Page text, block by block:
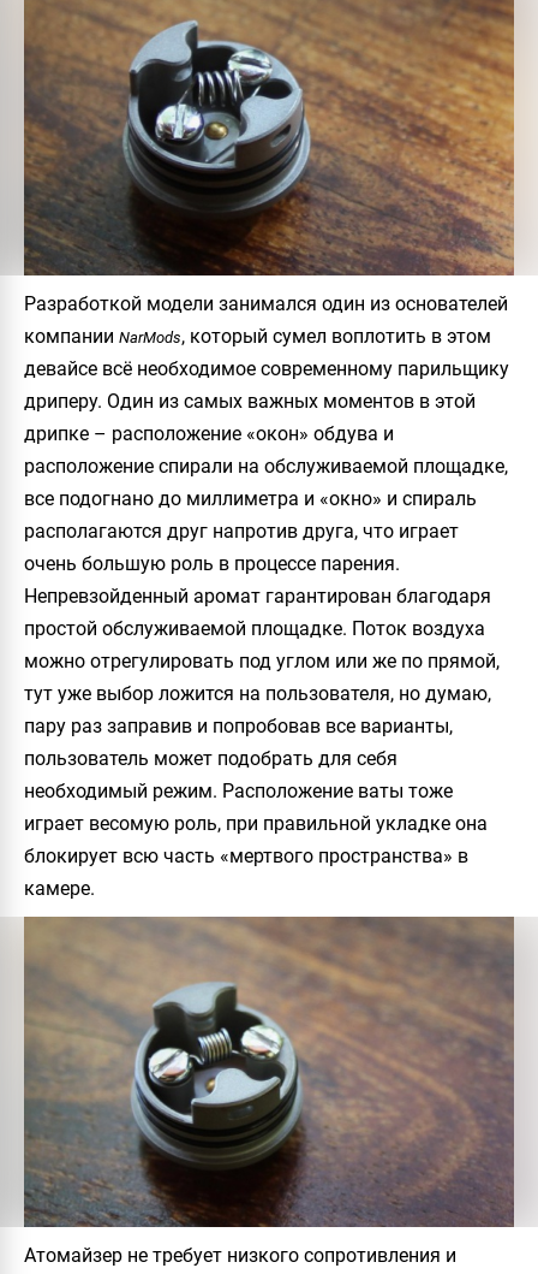
Разработкой модели занимался один из основателей
компании NarMods, который сумел воплотить в этом
девайсе всё необходимое современному парильщику
дриперу. Один из самых важных моментов в этой
дрипке – расположение «окон» обдува и
расположение спирали на обслуживаемой площадке,
все подогнано до миллиметра и «окно» и спираль
располагаются друг напротив друга, что играет
очень большую роль в процессе парения.
Непревзойденный аромат гарантирован благодаря
простой обслуживаемой площадке. Поток воздуха
можно отрегулировать под углом или же по прямой,
тут уже выбор ложится на пользователя, но думаю,
пару раз заправив и попробовав все варианты,
пользователь может подобрать для себя
необходимый режим. Расположение ваты тоже
играет весомую роль, при правильной укладке она
блокирует всю часть «мертвого пространства» в
камере.
Атомайзер не требует низкого сопротивления и